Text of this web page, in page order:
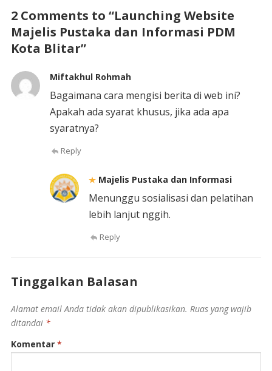
2 Comments to “Launching Website
Majelis Pustaka dan Informasi PDM
Kota Blitar”
Miftakhul Rohmah
Bagaimana cara mengisi berita di web ini?
Apakah ada syarat khusus, jika ada apa
syaratnya?
Reply
Majelis Pustaka dan Informasi
Menunggu sosialisasi dan pelatihan
lebih lanjut nggih.
Reply
Tinggalkan Balasan
Alamat email Anda tidak akan dipublikasikan. Ruas yang wajib
ditandai *
Komentar *